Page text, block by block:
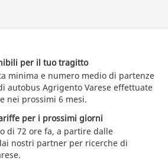
per il tuo tragitto
minima e numero medio di partenze
autobus Agrigento Varese effettuate
nei prossimi 6 mesi.
per i prossimi giorni
di 72 ore fa, a partire dalle
nostri partner per ricerche di